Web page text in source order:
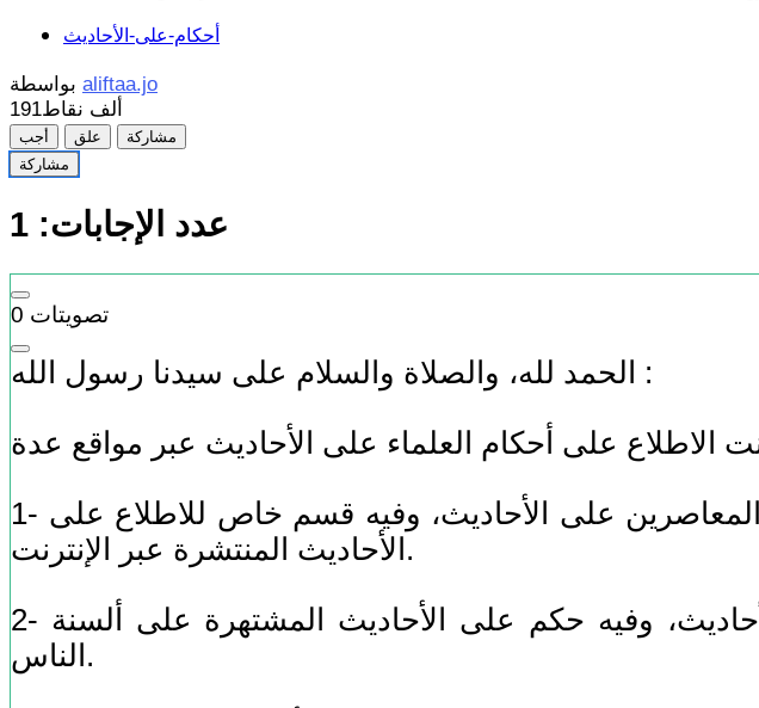
أحكام-على-الأحاديث
aliftaa.jo
191ألف نقاط
أجب علق
مشاركة
مشاركة
عدد الإجابات: 1
0 تصويتات
الحمد لله، والصلاة والسلام على سيدنا رسول الله :
1- موقع (الدرر السنية): وهو موقع ينقل لك أحكام العلماء السابقين والمعاصرين على الأحاديث، وفيه قسم خاص للاطلاع على
الأحاديث المنتشرة عبر الإنترنت.
2- موقع (ملتقى أهل الحديث): وفيه مناقشات علمية مفيدة على الأحاديث، وفيه حكم على الأحاديث المشتهرة على ألسنة
الناس.